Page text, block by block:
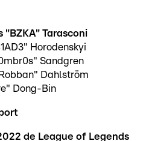
"BZKA" Tarasconi
Horodenskyi
Sandgren
Dahlström
Dong-Bin
de League of Legends